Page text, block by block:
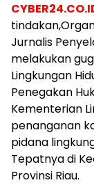
Jurnalis
melakukan
Lingkungan
Penegakan
Kementerian
penanganan
pidana
Tepatnya di
Provinsi Riau.